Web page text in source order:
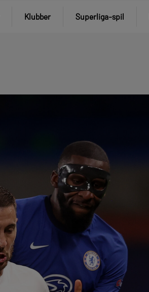
Klubber Superliga-spil